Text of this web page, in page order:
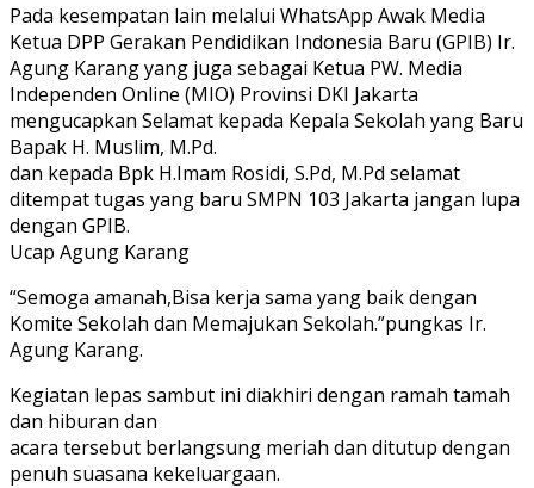
Pada kesempatan lain melalui WhatsApp Awak Media
Ketua DPP Gerakan Pendidikan Indonesia Baru (GPIB) Ir.
Agung Karang yang juga sebagai Ketua PW. Media
Independen Online (MIO) Provinsi DKI Jakarta
mengucapkan Selamat kepada Kepala Sekolah yang Baru
Bapak H. Muslim, M.Pd.
dan kepada Bpk H.Imam Rosidi, S.Pd, M.Pd selamat
ditempat tugas yang baru SMPN 103 Jakarta jangan lupa
dengan GPIB.
Ucap Agung Karang
“Semoga amanah,Bisa kerja sama yang baik dengan
Komite Sekolah dan Memajukan Sekolah.”pungkas Ir.
Agung Karang.
Kegiatan lepas sambut ini diakhiri dengan ramah tamah
dan hiburan dan
acara tersebut berlangsung meriah dan ditutup dengan
penuh suasana kekeluargaan.